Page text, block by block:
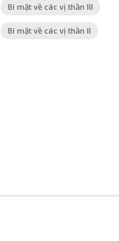
Bí mật về các vị thần III
Bí mật về các vị thần II